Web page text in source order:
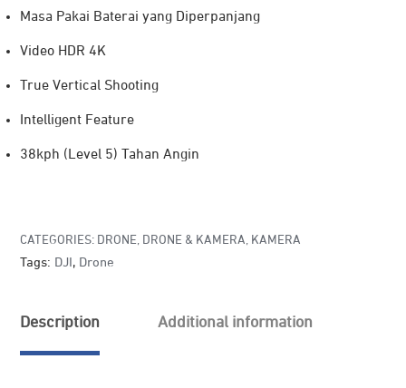
Masa Pakai Baterai yang Diperpanjang
Video HDR 4K
True Vertical Shooting
Intelligent Feature
38kph (Level 5) Tahan Angin
CATEGORIES: DRONE DRONE & KAMERA KAMERA
Tags: DJI, Drone
Description Additional information